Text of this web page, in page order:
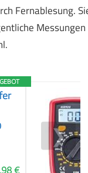
Fernablesung.
Messungen
€
❯